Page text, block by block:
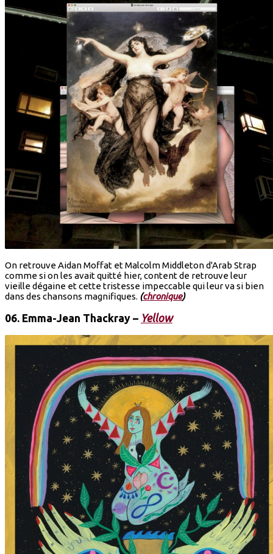
On retrouve Aidan Moffat et Malcolm Middleton d'Arab Strap
comme si on les avait quitté hier, content de retrouve leur
vieille dégaine et cette tristesse impeccable qui leur va si bien
dans des chansons magnifiques. (chronique)
06. Emma-Jean Thackray – Yellow